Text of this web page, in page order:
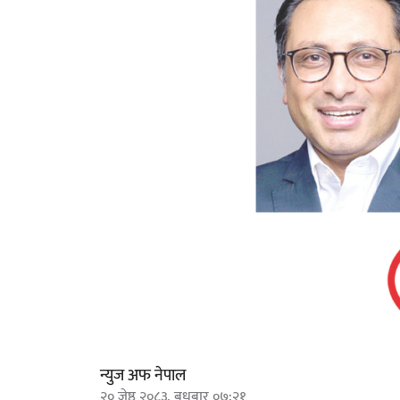
न्युज अफ नेपाल